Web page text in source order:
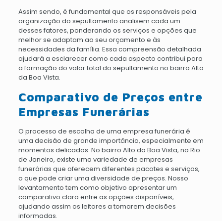
Assim sendo, é fundamental que os responsáveis pela
organização do sepultamento analisem cada um
desses fatores, ponderando os serviços e opções que
melhor se adaptam ao seu orçamento e às
necessidades da família. Essa compreensão detalhada
ajudará a esclarecer como cada aspecto contribui para
a formação do valor total do sepultamento no bairro Alto
da Boa Vista.
Comparativo de Preços entre
Empresas Funerárias
O processo de escolha de uma empresa funerária é
uma decisão de grande importância, especialmente em
momentos delicados. No bairro Alto da Boa Vista, no Rio
de Janeiro, existe uma variedade de empresas
funerárias que oferecem diferentes pacotes e serviços,
o que pode criar uma diversidade de preços. Nosso
levantamento tem como objetivo apresentar um
comparativo claro entre as opções disponíveis,
ajudando assim os leitores a tomarem decisões
informadas.